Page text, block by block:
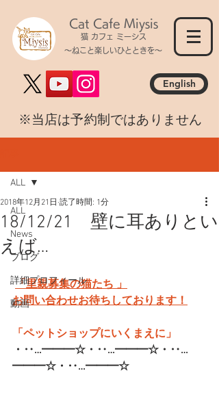
Cat Cafe Miysis
猫 カフェ ミーシス
～ねこと楽しいひとときを～
English
​※当店は予約制ではありません
ALL
News
ブログ
詳細プロフィール
動画
ALL
18/12/21 壁に耳ありとい
えば…
2018年12月21日 読了時間: 1分
「里親募集の猫たち 」
お問い合わせお待ちしております！
「ペットショップにいくまえに」
・‥…━━━☆・‥…━━━☆・‥…
━━━☆・‥…━━━☆